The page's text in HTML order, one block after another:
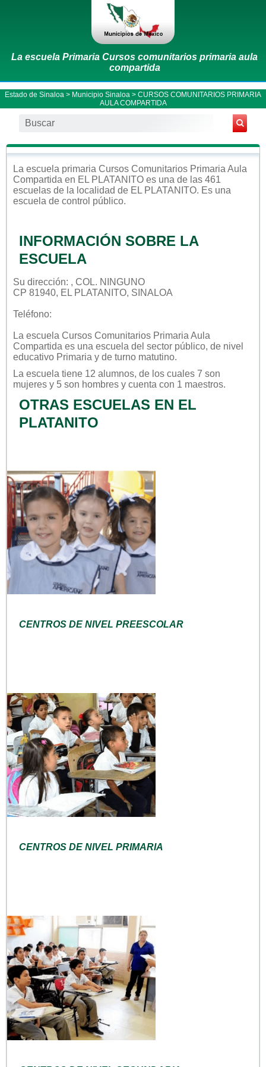
La escuela Primaria Cursos comunitarios primaria aula
compartida
Estado de Sinaloa > Municipio Sinaloa > CURSOS COMUNITARIOS PRIMARIA
AULA COMPARTIDA
La escuela primaria Cursos Comunitarios Primaria Aula
Compartida en EL PLATANITO es una de las 461
escuelas de la localidad de EL PLATANITO. Es una
escuela de control público.
INFORMACIÓN SOBRE LA
ESCUELA
Su dirección: , COL. NINGUNO
CP 81940, EL PLATANITO, SINALOA
Teléfono:
La escuela Cursos Comunitarios Primaria Aula
Compartida es una escuela del sector público, de nivel
educativo Primaria y de turno matutino.
La escuela tiene 12 alumnos, de los cuales 7 son
mujeres y 5 son hombres y cuenta con 1 maestros.
OTRAS ESCUELAS EN EL
PLATANITO
CENTROS DE NIVEL PREESCOLAR
CENTROS DE NIVEL PRIMARIA